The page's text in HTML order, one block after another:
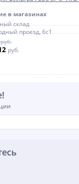
в магазинах
склад
проезд, 6с1
руб.